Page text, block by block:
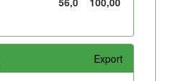
Export